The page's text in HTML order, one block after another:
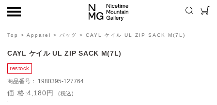
Top > Apparel > バッグ > CAYL ケイル UL ZIP SACK M(7L)
CAYL ケイル UL ZIP SACK M(7L)
1980395-127764
価格4,180円 (税込)